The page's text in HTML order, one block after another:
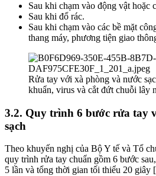
Sau khi chạm vào động vật hoặc
Sau khi đổ rác.
Sau khi chạm vào các bề mặt
thang máy, phương tiện giao
Rửa tay với xà phòng và nước
khuẩn, virus và cắt đứt chuỗi lây
3.2. Quy trình 6 bước rửa tay
sạch
Theo khuyến nghị của Bộ Y tế và Tổ
quy trình rửa tay chuẩn gồm 6 bước
5 lần và tổng thời gian tối thiểu 20 giây